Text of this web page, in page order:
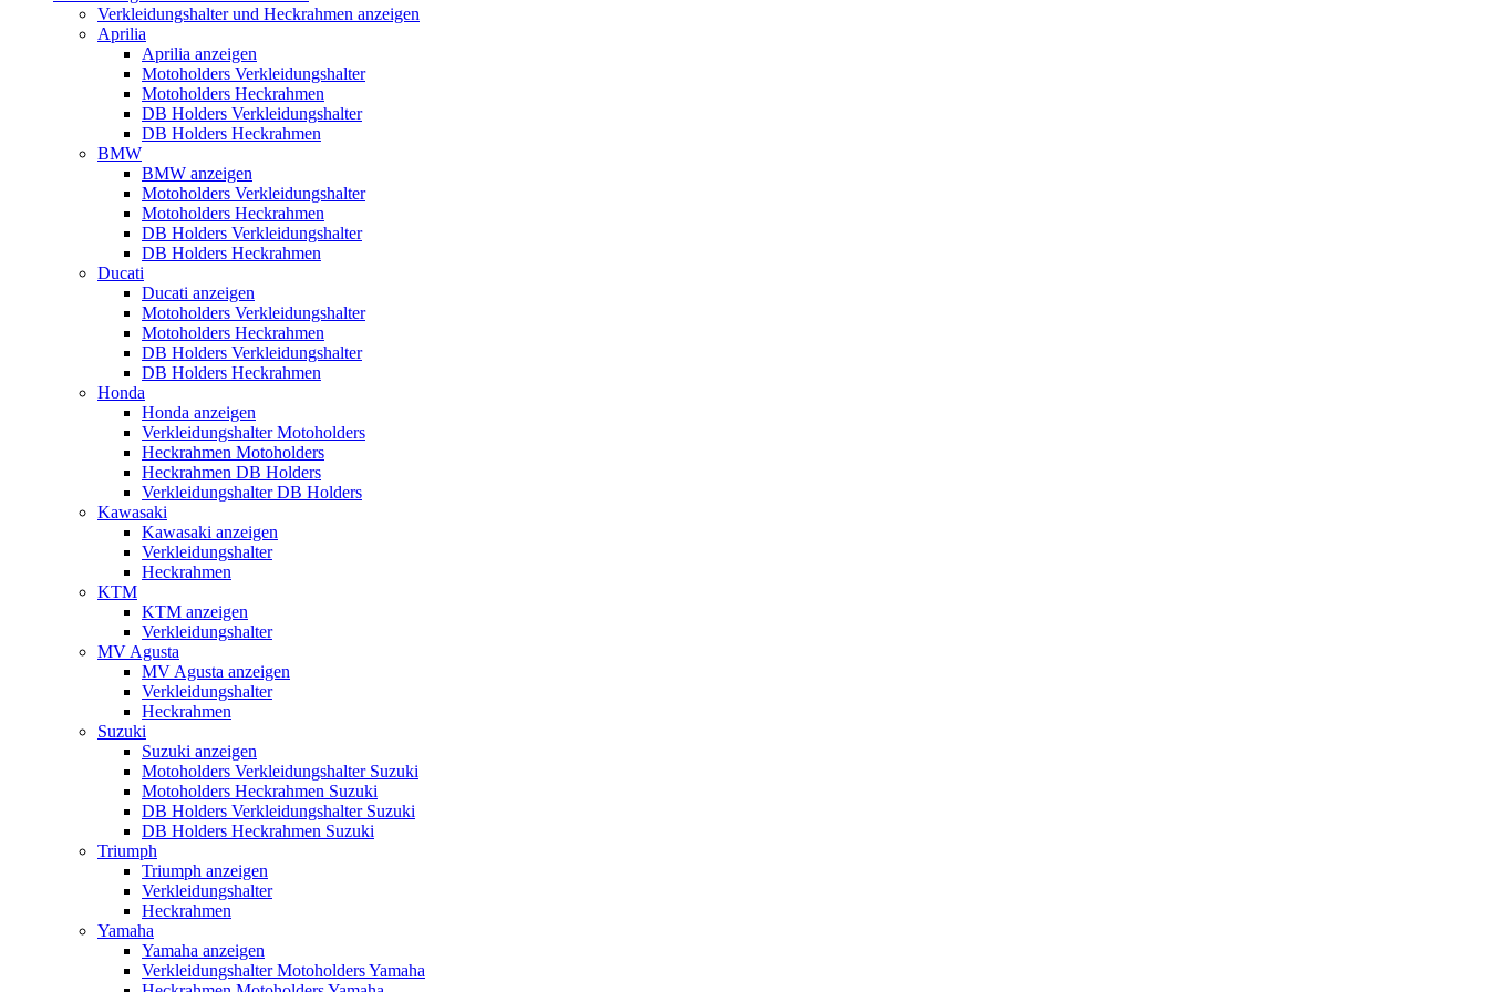
Verkleidungshalter und Heckrahmen anzeigen
Aprilia
Aprilia anzeigen
Motoholders Verkleidungshalter
Motoholders Heckrahmen
DB Holders Verkleidungshalter
DB Holders Heckrahmen
BMW
BMW anzeigen
Motoholders Verkleidungshalter
Motoholders Heckrahmen
DB Holders Verkleidungshalter
DB Holders Heckrahmen
Ducati
Ducati anzeigen
Motoholders Verkleidungshalter
Motoholders Heckrahmen
DB Holders Verkleidungshalter
DB Holders Heckrahmen
Honda
Honda anzeigen
Verkleidungshalter Motoholders
Heckrahmen Motoholders
Heckrahmen DB Holders
Verkleidungshalter DB Holders
Kawasaki
Kawasaki anzeigen
Verkleidungshalter
Heckrahmen
KTM
KTM anzeigen
Verkleidungshalter
MV Agusta
MV Agusta anzeigen
Verkleidungshalter
Heckrahmen
Suzuki
Suzuki anzeigen
Motoholders Verkleidungshalter Suzuki
Motoholders Heckrahmen Suzuki
DB Holders Verkleidungshalter Suzuki
DB Holders Heckrahmen Suzuki
Triumph
Triumph anzeigen
Verkleidungshalter
Heckrahmen
Yamaha
Yamaha anzeigen
Verkleidungshalter Motoholders Yamaha